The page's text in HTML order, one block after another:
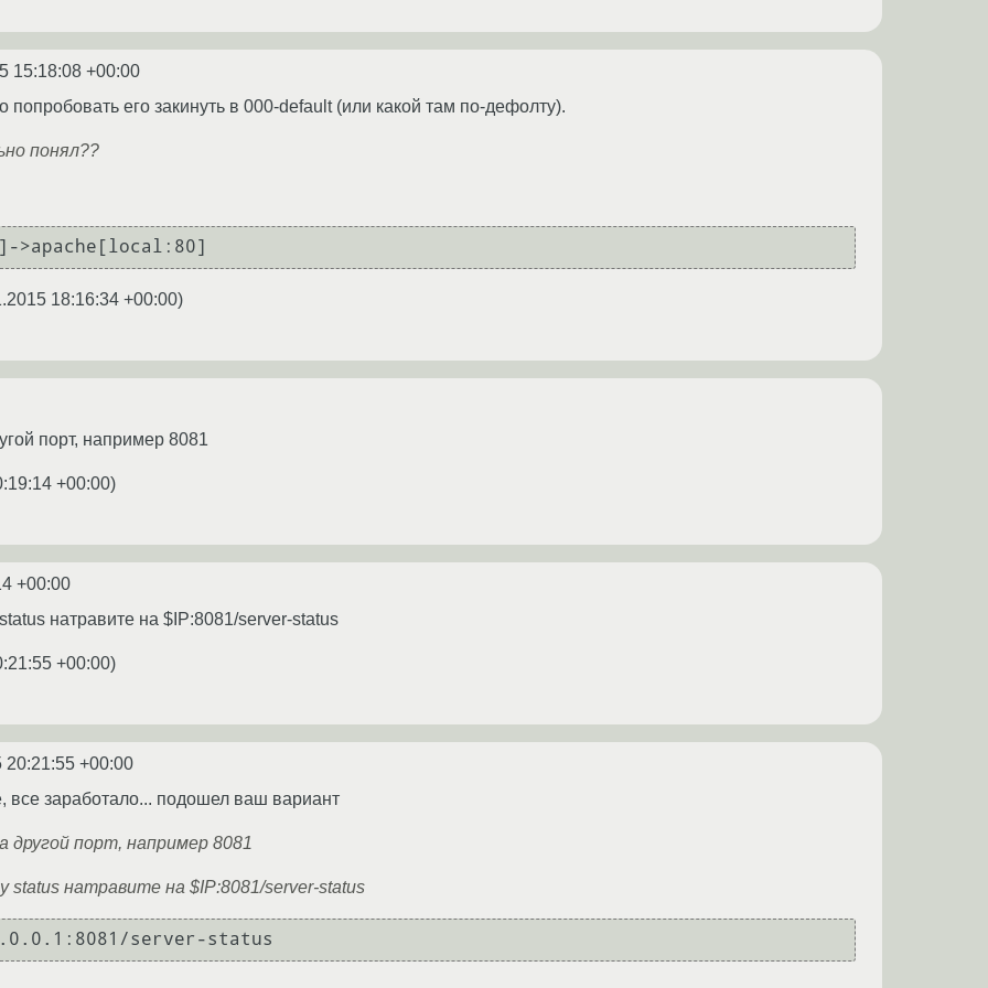
15:18:08 +00:00
его закинуть в 000-default (или какой там по-дефолту).
понял??
>apache[local:80]
18:16:34 +00:00)
порт, например 8081
+00:00)
+00:00
натравите на $IP:8081/server-status
+00:00)
20:21:55 +00:00
заработало... подошел ваш вариант
другой порт, например 8081
status натравите на $IP:8081/server-status
server-status